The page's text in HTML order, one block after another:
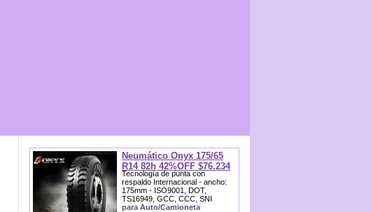
Neumático Onyx 175/65
R14 82h 42%OFF $76.234
Tecnología de punta con
respaldo Internacional - ancho:
175mm - ISO9001, DOT,
TS16949, GCC, CCC, SNI
para Auto/Camioneta